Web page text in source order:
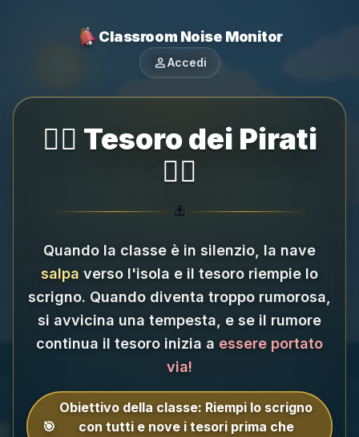
Classroom Noise Monitor
personAccedi
🏴‍☠️ Tesoro dei Pirati
🏴‍☠️
⚓
Quando la classe è in silenzio, la nave
salpa verso l'isola e il tesoro riempie lo
scrigno. Quando diventa troppo rumorosa,
si avvicina una tempesta, e se il rumore
continua il tesoro inizia a essere portato
via!
🎯
Obiettivo della classe: Riempi lo scrigno
con tutti e nove i tesori prima che